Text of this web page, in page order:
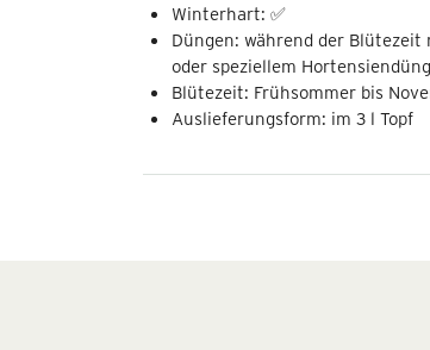
Winterhart: ✅
Düngen: während der Blütezeit
oder speziellem
Blütezeit: Frühsommer bis
Auslieferungsform: im 3 l Topf